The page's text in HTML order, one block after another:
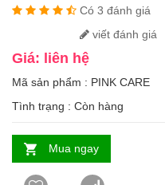
Có 3 đánh giá
viết đánh giá
Giá: liên hệ
Mã sản phẩm : PINK CARE
Tình trạng : Còn hàng
Mua ngay